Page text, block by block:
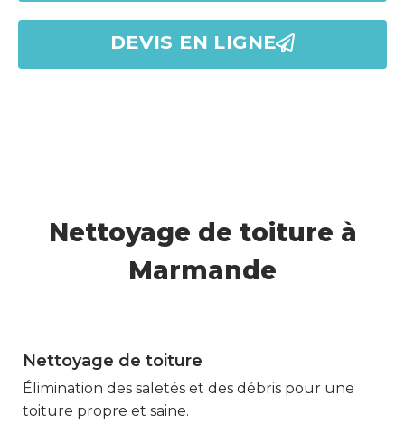
DEVIS EN LIGNE
Nettoyage de toiture à
Marmande
Nettoyage de toiture
Élimination des saletés et des débris pour une
toiture propre et saine.